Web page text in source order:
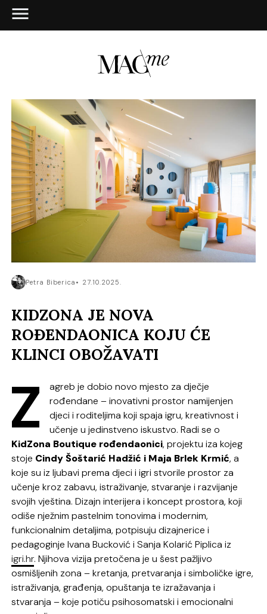
Petra Biberica 27.10.2025.
KIDZONA JE NOVA
ROĐENDAONICA KOJU ĆE
KLINCI OBOŽAVATI
Z
agreb je dobio novo mjesto za dječje
rođendane – inovativni prostor namijenjen
djeci i roditeljima koji spaja igru, kreativnost i
učenje u jedinstveno iskustvo. Radi se o
KidZona Boutique rođendaonici, projektu iza kojeg
stoje Cindy Šoštarić Hadžić i Maja Brlek Krmić, a
koje su iz ljubavi prema djeci i igri stvorile prostor za
učenje kroz zabavu, istraživanje, stvaranje i razvijanje
svojih vještina. Dizajn interijera i koncept prostora, koji
odiše nježnim pastelnim tonovima i modernim,
funkcionalnim detaljima, potpisuju dizajnerice i
pedagoginje Ivana Bucković i Sanja Kolarić Piplica iz
igri.hr. Njihova vizija pretočena je u šest pažljivo
osmišljenih zona – kretanja, pretvaranja i simboličke igre,
istraživanja, građenja, opuštanja te izražavanja i
stvaranja – koje potiču psihosomatski i emocionalni